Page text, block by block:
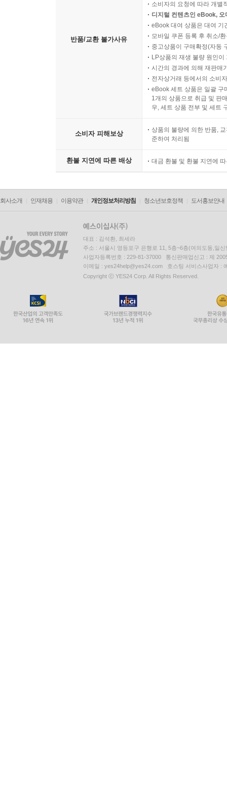
반품/교환 불가사유
소비자의 요청에 따라 개별
디지털 컨텐츠인 eBook,
eBook 대여 상품은 대여 기
모바일 쿠폰 등록 후 취소/
중고상품이 구매확정(자동
LP상품의 재생 불량 원인
시간의 경과에 의해 재판매
전자상거래 등에서의 소비
eBook 세트 상품은 일괄 구
1개의 상품으로 취급 및 판
우, 세트 상품 전부 및 세트
소비자 피해보상
상품의 불량에 의한 반품,
준하여 처리됨
환불 지연에 따른 배상 대금 환불 및 환불 지연에
회사소개 인재채용 이용약관 개인정보처리방침 청소년보호정책 도서홍보안내
대표 : 김석환, 최세라
주소 : 서울시 영등포구 은행로 11, 5층~6층(여의도동,일신
사업자등록번호 : 229-81-37000 통신판매업신고 : 제
이메일 : yes24help@yes24.com 호스팅 서비스사업자 :
Copyright ⓒ YES24 Corp. All Rights Reserved.